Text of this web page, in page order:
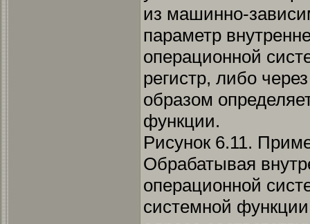
из машинно-
параметр
операционной
регистр, либо
образом
функции.
Рисунок 6.11.
Обрабатывая
операционной
системной